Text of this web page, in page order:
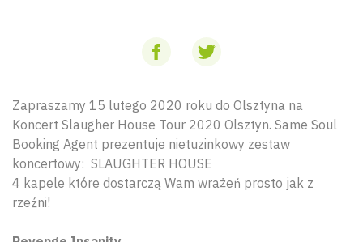
Zapraszamy 15 lutego 2020 roku do Olsztyna na
Koncert Slaugher House Tour 2020 Olsztyn. Same Soul
Booking Agent prezentuje nietuzinkowy zestaw
koncertowy: SLAUGHTER HOUSE
4 kapele które dostarczą Wam wrażeń prosto jak z
rzeźni!